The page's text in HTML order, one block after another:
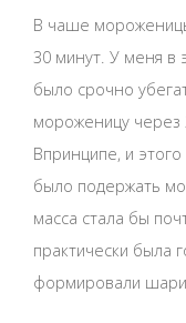
В чаше
30 минут. У меня в
было срочно
мороженицу через
Впринципе, и
было подержать
масса стала бы
практически была
формировали